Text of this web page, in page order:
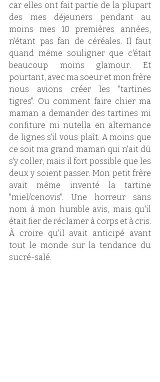
car elles ont fait partie de la plupart
des mes déjeuners pendant au
moins mes 10 premières années,
n'étant pas fan de céréales. Il faut
quand même souligner que c'était
beaucoup moins glamour. Et
pourtant, avec ma soeur et mon frère
nous avions créer les "tartines
tigres". Ou comment faire chier ma
maman a demander des tartines mi
confiture mi nutella en alternance
de lignes s'il vous plaît. A moins que
ce soit ma grand maman qui n'ait dû
s'y coller, mais il fort possible que les
deux y soient passer. Mon petit frère
avait même inventé la tartine
"miel/cenovis". Une horreur sans
nom à mon humble avis, mais qu'il
était fier de réclamer à corps et à cris.
À croire qu'il avait anticipé avant
tout le monde sur la tendance du
sucré-salé.